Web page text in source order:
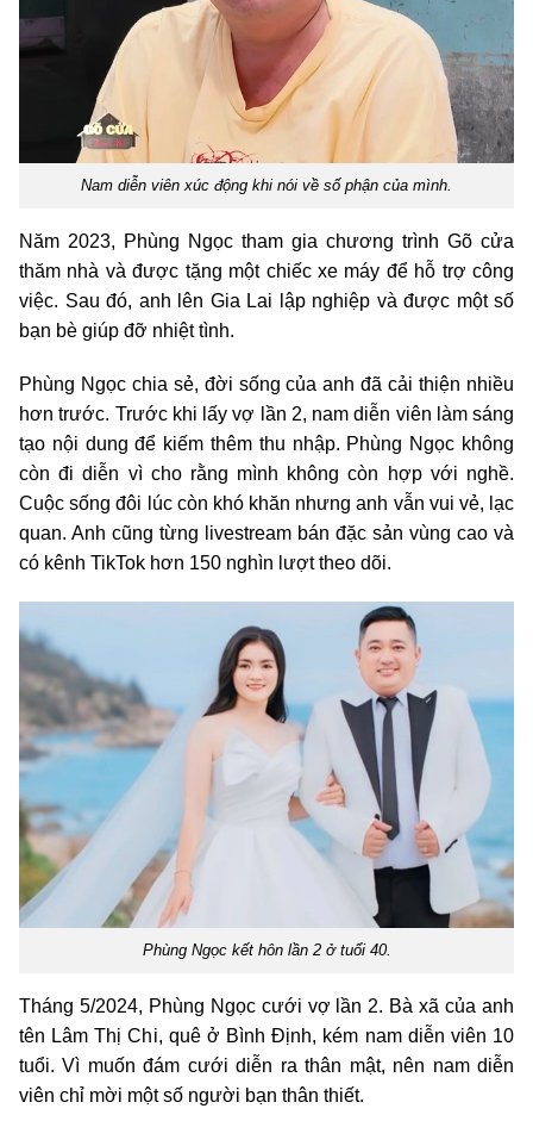
Nam diễn viên xúc động khi nói về số phận của mình.
Năm 2023, Phùng Ngọc tham gia chương trình Gõ cửa
thăm nhà và được tặng một chiếc xe máy để hỗ trợ công
việc. Sau đó, anh lên Gia Lai lập nghiệp và được một số
bạn bè giúp đỡ nhiệt tình.
Phùng Ngọc chia sẻ, đời sống của anh đã cải thiện nhiều
hơn trước. Trước khi lấy vợ lần 2, nam diễn viên làm sáng
tạo nội dung để kiếm thêm thu nhập. Phùng Ngọc không
còn đi diễn vì cho rằng mình không còn hợp với nghề.
Cuộc sống đôi lúc còn khó khăn nhưng anh vẫn vui vẻ, lạc
quan. Anh cũng từng livestream bán đặc sản vùng cao và
có kênh TikTok hơn 150 nghìn lượt theo dõi.
Phùng Ngọc kết hôn lần 2 ở tuổi 40.
Tháng 5/2024, Phùng Ngọc cưới vợ lần 2. Bà xã của anh
tên Lâm Thị Chi, quê ở Bình Định, kém nam diễn viên 10
tuổi. Vì muốn đám cưới diễn ra thân mật, nên nam diễn
viên chỉ mời một số người bạn thân thiết.